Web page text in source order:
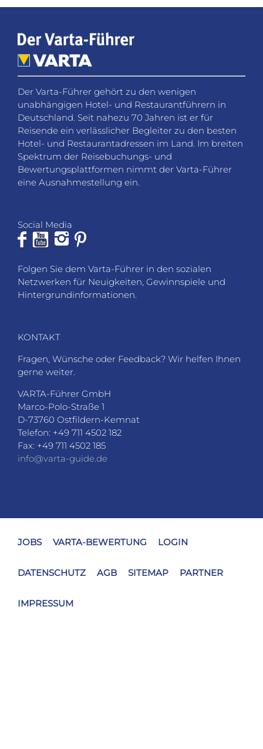
Der Varta-Führer gehört zu den wenigen
unabhängigen Hotel- und Restaurantführern in
Deutschland. Seit nahezu 70 Jahren ist er für
Reisende ein verlässlicher Begleiter zu den besten
Hotel- und Restaurantadressen im Land. Im breiten
Spektrum der Reisebuchungs- und
Bewertungsplattformen nimmt der Varta-Führer
eine Ausnahmestellung ein.
Social Media
Folgen Sie dem Varta-Führer in den sozialen
Netzwerken für Neuigkeiten, Gewinnspiele und
Hintergrundinformationen.
KONTAKT
Fragen, Wünsche oder Feedback? Wir helfen Ihnen
gerne weiter.
VARTA-Führer GmbH
Marco-Polo-Straße 1
D-73760 Ostfildern-Kemnat
Telefon: +49 711 4502 182
Fax: +49 711 4502 185
info@varta-guide.de
JOBS VARTA-BEWERTUNG LOGIN
DATENSCHUTZ AGB SITEMAP PARTNER
IMPRESSUM